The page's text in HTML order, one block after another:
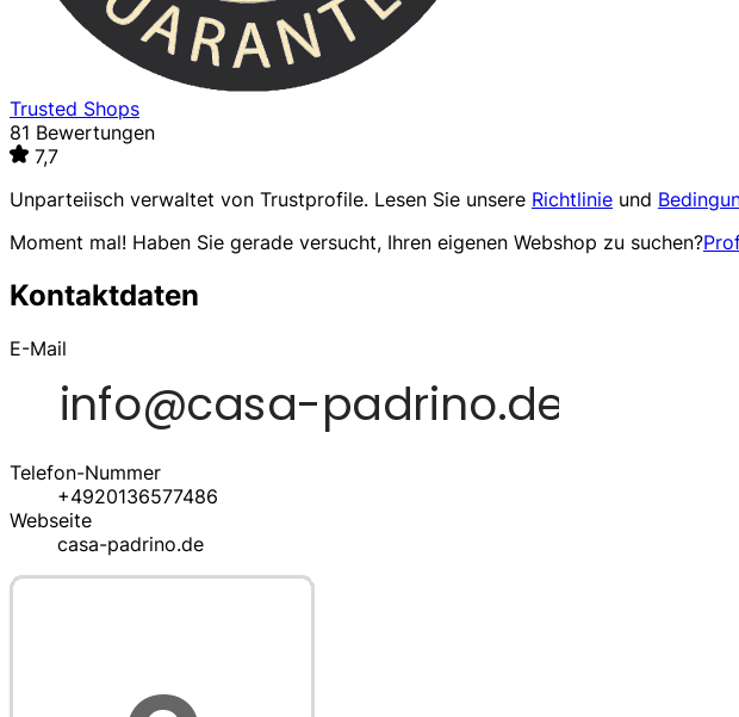
Trusted Shops
81 Bewertungen
7,7
Unparteiisch verwaltet von Trustprofile. Lesen Sie unsere Richtlinie und
Moment mal! Haben Sie gerade versucht, Ihren eigenen Webshop zu suchen?
Kontaktdaten
E-Mail
Telefon-Nummer
+4920136577486
Webseite
casa-padrino.de